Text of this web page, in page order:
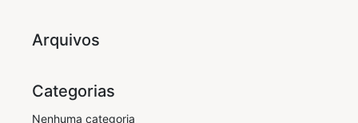
Arquivos
Categorias
Nenhuma categoria